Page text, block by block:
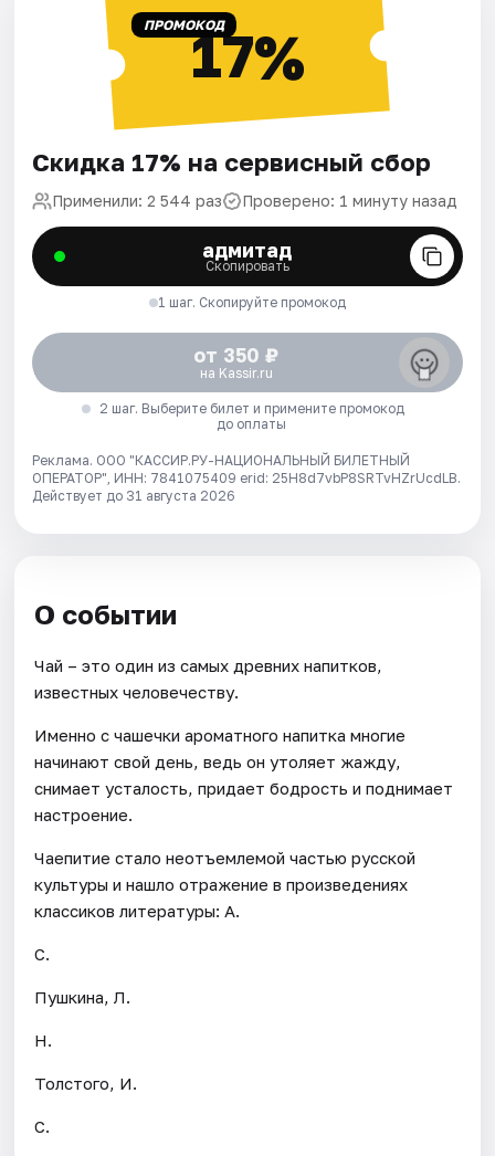
ПРОМОКОД17%
Скидка 17% на сервисный сбор
Применили: 2 544 раз Проверено: 1 минуту назад
адмитад
Скопировать
1 шаг. Скопируйте промокод
от 350 ₽
на Kassir.ru
2 шаг. Выберите билет и примените промокод
до оплаты
Реклама. ООО "КАССИР.РУ-НАЦИОНАЛЬНЫЙ БИЛЕТНЫЙ
ОПЕРАТОР", ИНН: 7841075409 erid: 25H8d7vbP8SRTvHZrUcdLB.
Действует до 31 августа 2026
О событии
Чай – это один из самых древних напитков,
известных человечеству.
Именно с чашечки ароматного напитка многие
начинают свой день, ведь он утоляет жажду,
снимает усталость, придает бодрость и поднимает
настроение.
Чаепитие стало неотъемлемой частью русской
культуры и нашло отражение в произведениях
классиков литературы: А.
С.
Пушкина, Л.
Н.
Толстого, И.
С.